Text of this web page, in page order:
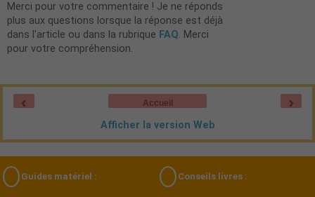
Merci pour votre commentaire ! Je ne réponds
plus aux questions lorsque la réponse est déjà
dans l'article ou dans la rubrique FAQ. Merci
pour votre compréhension.
‹ ›
Accueil
Afficher la version Web
Guides matériel : Conseils livres :